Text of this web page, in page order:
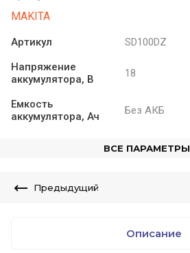
MAKITA
Артикул
SD100DZ
Напряжение
аккумулятора, В
18
Емкость
аккумулятора, Ач
Без АКБ
ВСЕ ПАРАМЕТРЫ
Предыдущий
Описание